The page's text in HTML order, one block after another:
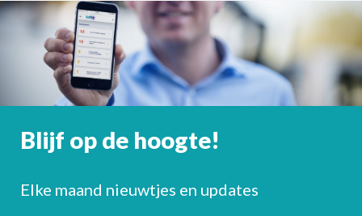
Blijf op de hoogte!
Elke maand nieuwtjes en updates